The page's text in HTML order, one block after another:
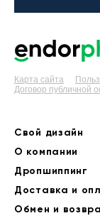
Карта сайта
Договор публичной
Свой дизайн
О компании
Дропшиппинг
Доставка и
Обмен и